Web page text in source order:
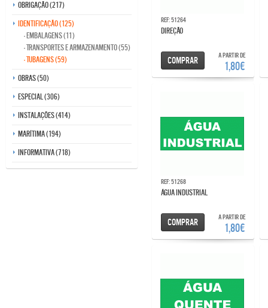
Obrigação (217)
Identificação (125)
- Embalagens (11)
- Transportes e armazenamento (55)
- Tubagens (59)
Obras (50)
Especial (306)
Instalações (414)
Marítima (194)
Informativa (718)
Ref: 51264
DIREÇÃO
A partir de
1,80€
Comprar
Ref: 51268
ÁGUA INDUSTRIAL
A partir de
1,80€
Comprar